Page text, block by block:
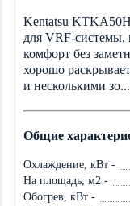
Kentatsu
для VRF-системы,
комфорт без
хорошо
и несколькими зо...
Общие
Охлаждение, кВт -
На площадь, м2 -
Обогрев, кВт -